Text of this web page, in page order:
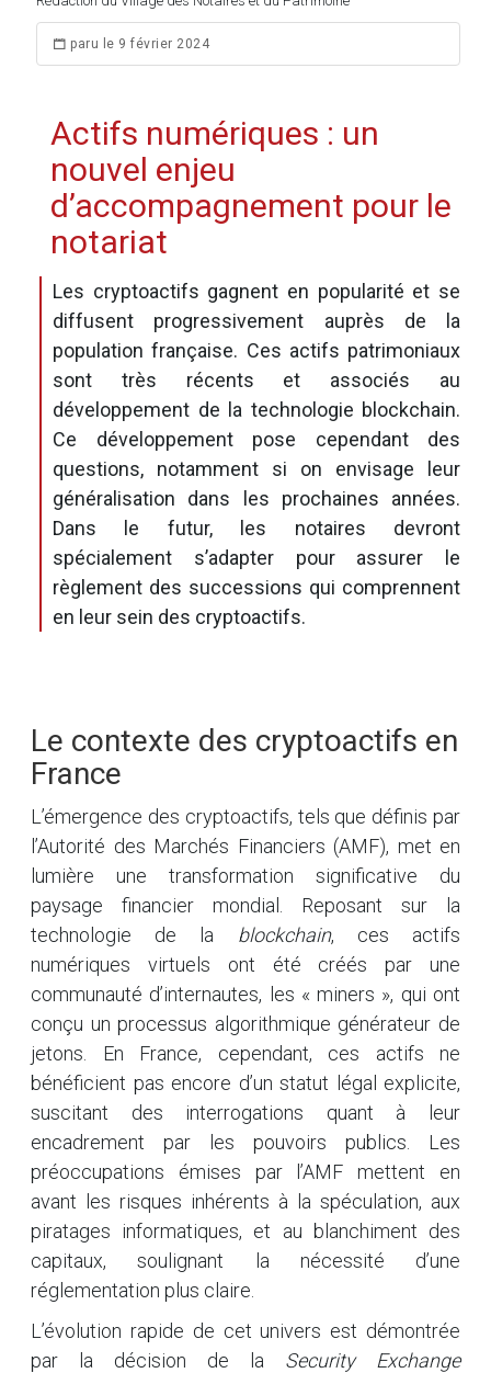
paru le 9 février 2024
Actifs numériques : un
nouvel enjeu
d’accompagnement pour le
notariat
Les cryptoactifs gagnent en popularité et se
diffusent progressivement auprès de la
population française. Ces actifs patrimoniaux
sont très récents et associés au
développement de la technologie blockchain.
Ce développement pose cependant des
questions, notamment si on envisage leur
généralisation dans les prochaines années.
Dans le futur, les notaires devront
spécialement s’adapter pour assurer le
règlement des successions qui comprennent
en leur sein des cryptoactifs.
Le contexte des cryptoactifs en
France
L’émergence des cryptoactifs, tels que définis par
l’Autorité des Marchés Financiers (AMF), met en
lumière une transformation significative du
paysage financier mondial. Reposant sur la
technologie de la blockchain, ces actifs
numériques virtuels ont été créés par une
communauté d’internautes, les « miners », qui ont
conçu un processus algorithmique générateur de
jetons. En France, cependant, ces actifs ne
bénéficient pas encore d’un statut légal explicite,
suscitant des interrogations quant à leur
encadrement par les pouvoirs publics. Les
préoccupations émises par l’AMF mettent en
avant les risques inhérents à la spéculation, aux
piratages informatiques, et au blanchiment des
capitaux, soulignant la nécessité d’une
réglementation plus claire.
L’évolution rapide de cet univers est démontrée
par la décision de la Security Exchange